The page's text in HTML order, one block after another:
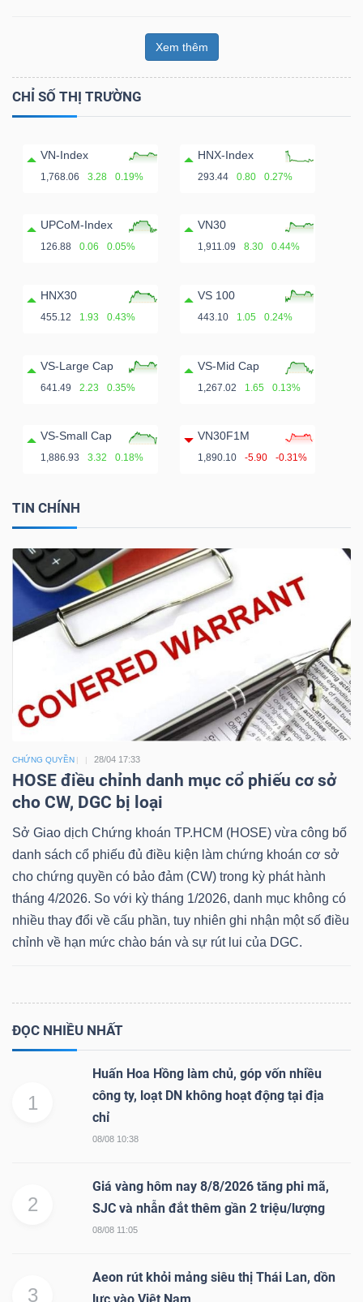
Xem thêm
CHỈ SỐ THỊ TRƯỜNG
VN-Index
1,768.06 3.28 0.19%
HNX-Index
293.44 0.80 0.27%
UPCoM-Index
126.88 0.06 0.05%
VN30
1,911.09 8.30 0.44%
HNX30
455.12 1.93 0.43%
VS 100
443.10 1.05 0.24%
VS-Large Cap
641.49 2.23 0.35%
VS-Mid Cap
1,267.02 1.65 0.13%
VS-Small Cap
1,886.93 3.32 0.18%
VN30F1M
1,890.10 -5.90 -0.31%
TIN CHÍNH
CHỨNG QUYỀN 28/04 17:33
HOSE điều chỉnh danh mục cổ phiếu cơ sở
cho CW, DGC bị loại
Sở Giao dịch Chứng khoán TP.HCM (HOSE) vừa công bố
danh sách cổ phiếu đủ điều kiện làm chứng khoán cơ sở
cho chứng quyền có bảo đảm (CW) trong kỳ phát hành
tháng 4/2026. So với kỳ tháng 1/2026, danh mục không có
nhiều thay đổi về cấu phần, tuy nhiên ghi nhận một số điều
chỉnh về hạn mức chào bán và sự rút lui của DGC.
ĐỌC NHIỀU NHẤT
1
Huấn Hoa Hồng làm chủ, góp vốn nhiều
công ty, loạt DN không hoạt động tại địa
chỉ
08/08 10:38
2
Giá vàng hôm nay 8/8/2026 tăng phi mã,
SJC và nhẫn đắt thêm gần 2 triệu/lượng
08/08 11:05
3
Aeon rút khỏi mảng siêu thị Thái Lan, dồn
phân
tích
(-)
Dịch
Sách
tài
chính
đầu
liệu